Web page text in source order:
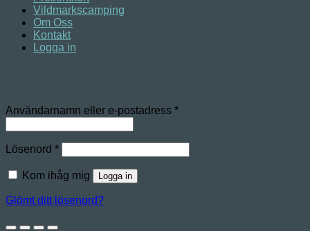
Vildmarkscamping
Om Oss
Kontakt
Logga in
Användarnamn eller e-postadress *Obligatoriskt
Lösenord *Obligatoriskt
Kom ihåg mig Logga in
Glömt ditt lösenord?